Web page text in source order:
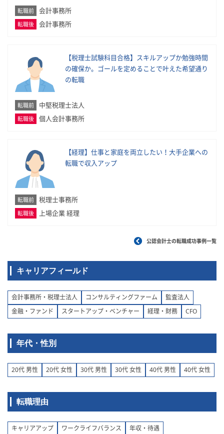
転職前 会計事務所
転職後 会計事務所
【税理士試験科目合格】スキルアップか勉強時間
の確保か。ゴールを定めることで叶えた希望通り
の転職
転職前 中堅税理士法人
転職後 個人会計事務所
【経理】仕事と家庭を両立したい！大手企業への
転職で収入アップ
転職前 税理士事務所
転職後 上場企業 経理
公認会計士の転職成功事例一覧
キャリアフィールド
会計事務所・税理士法人 コンサルティングファーム
監査法人
金融・ファンド
スタートアップ・ベンチャー 経理・財務 CFO
年代・性別
20代 男性 20代 女性 30代 男性 30代 女性 40代 男性 40代 女性
転職理由
キャリアアップ ワークライフバランス
年収・待遇